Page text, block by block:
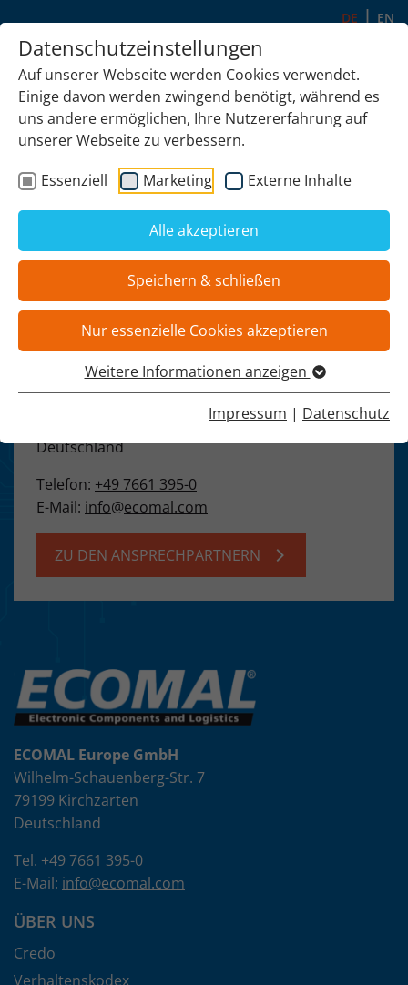
Datenschutzeinstellungen
Auf unserer Webseite werden Cookies verwendet.
Einige davon werden zwingend benötigt, während es
uns andere ermöglichen, Ihre Nutzererfahrung auf
unserer Webseite zu verbessern.
Essenziell
Marketing Externe Inhalte
Alle akzeptieren
Speichern & schließen
Nur essenzielle Cookies akzeptieren
Weitere Informationen anzeigen
Impressum | Datenschutz
DE EN
ERROR:Content Element with uid "35" and type "list"
ECOMAL EUROPE GMBH
Deutschland
Telefon: +49 7661 395-0
E-Mail: info@ecomal.com
ZU DEN ANSPRECHPARTNERN
ECOMAL Europe GmbH
Wilhelm-Schauenberg-Str. 7
79199 Kirchzarten
Deutschland
Tel. +49 7661 395-0
E-Mail: info@ecomal.com
ÜBER UNS
Credo
Verhaltenskodex